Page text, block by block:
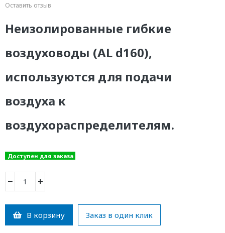
Оставить отзыв
Неизолированные гибкие
воздуховоды (AL d160),
используются для подачи
воздуха к
воздухораспределителям.
Доступен для заказа
− +
В корзину Заказ в один клик